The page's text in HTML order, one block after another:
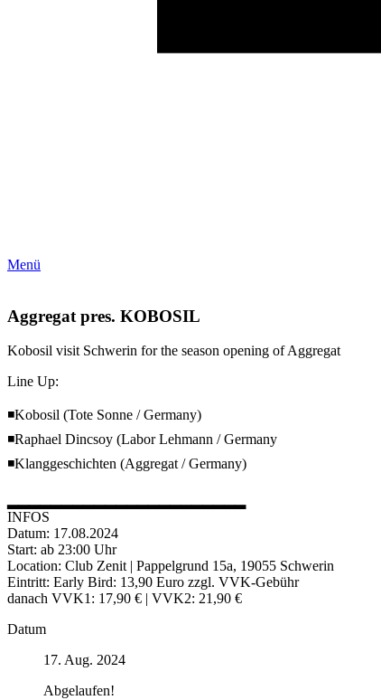
Menü
Aggregat pres. KOBOSIL
Kobosil visit Schwerin for the season opening of Aggregat
Line Up:
◾️Kobosil (Tote Sonne / Germany)
◾️Raphael Dincsoy (Labor Lehmann / Germany
◾️Klanggeschichten (Aggregat / Germany)
▂▂▂▂▂▂▂▂▂▂▂▂▂▂▂▂▂▂▂▂▂▂
INFOS
Datum: 17.08.2024
Start: ab 23:00 Uhr
Location: Club Zenit | Pappelgrund 15a, 19055 Schwerin
Eintritt: Early Bird: 13,90 Euro zzgl. VVK-Gebühr
danach VVK1: 17,90 € | VVK2: 21,90 €
Datum
17. Aug. 2024
Abgelaufen!